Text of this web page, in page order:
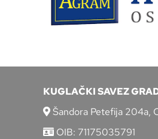
KUGLAČKI SAVEZ
Šandora Petefija 204a,
OIB: 71175035791